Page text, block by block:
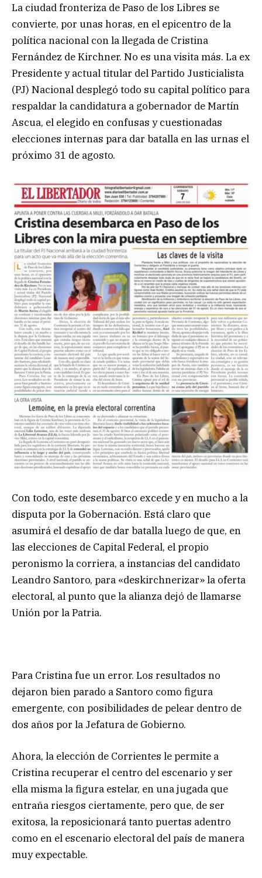
La ciudad fronteriza de Paso de los Libres se
convierte, por unas horas, en el epicentro de la
política nacional con la llegada de Cristina
Fernández de Kirchner. No es una visita más. La ex
Presidente y actual titular del Partido Justicialista
(PJ) Nacional desplegó todo su capital político para
respaldar la candidatura a gobernador de Martín
Ascua, el elegido en confusas y cuestionadas
elecciones internas para dar batalla en las urnas el
próximo 31 de agosto.
Con todo, este desembarco excede y en mucho a la
disputa por la Gobernación. Está claro que
asumirá el desafío de dar batalla luego de que, en
las elecciones de Capital Federal, el propio
peronismo la corriera, a instancias del candidato
Leandro Santoro, para «deskirchnerizar» la oferta
electoral, al punto que la alianza dejó de llamarse
Unión por la Patria.
Para Cristina fue un error. Los resultados no
dejaron bien parado a Santoro como figura
emergente, con posibilidades de pelear dentro de
dos años por la Jefatura de Gobierno.
Ahora, la elección de Corrientes le permite a
Cristina recuperar el centro del escenario y ser
ella misma la figura estelar, en una jugada que
entraña riesgos ciertamente, pero que, de ser
exitosa, la reposicionará tanto puertas adentro
como en el escenario electoral del país de manera
muy expectable.